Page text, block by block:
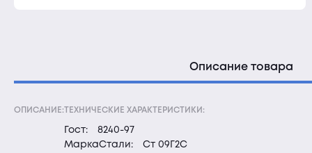
Описание товара
ОПИСАНИЕ:ТЕХНИЧЕСКИЕ ХАРАКТЕРИСТИКИ:
Гост:
8240-97
МаркаСтали:
Ст 09Г2С